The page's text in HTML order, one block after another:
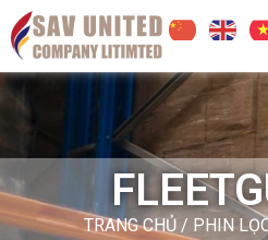
TRANG CHỦ / PHIN